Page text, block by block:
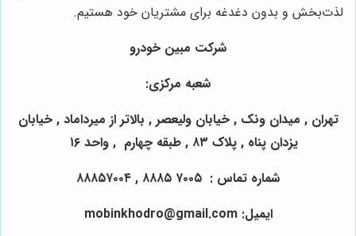
لذت‌بخش و بدون دغدغه برای مشتریان خود هستیم.
شرکت مبین خودرو
شعبه مرکزی:
تهران , میدان ونک , خیابان ولیعصر , بالاتر از میرداماد , خیابان
یزدان پناه , پلاک ۸۳ , طبقه چهارم , واحد ۱۶
شماره تماس : ۷۰۰۵ ۸۸۸۵ , ۸۸۸۵۷۰۰۴
ایمیل: mobinkhodro@gmail.com